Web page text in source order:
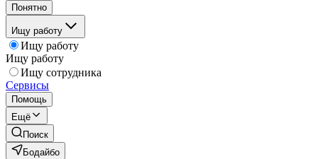
Понятно
Ищу работу
Ищу работу
Ищу работу
Ищу сотрудника
Сервисы
Помощь
Ещё
Поиск
Бодайбо